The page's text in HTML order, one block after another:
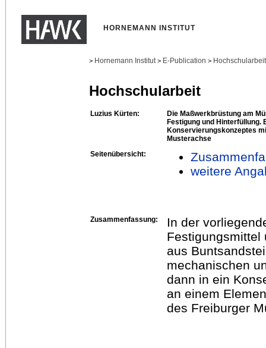
HORNEMANN INSTITUT
> Hornemann Institut > E-Publication >
Hochschularbeit
Luzius Kürten:
Die Maßwerkbrüstung am
Festigung und Hinterfüllung.
Konservierungskonzeptes
Musterachse
Seitenübersicht:
weitere
Zusammenfassung:
In der
Festigungsmittel
aus
mechanischen
dann in ein
an einem
des Freiburger